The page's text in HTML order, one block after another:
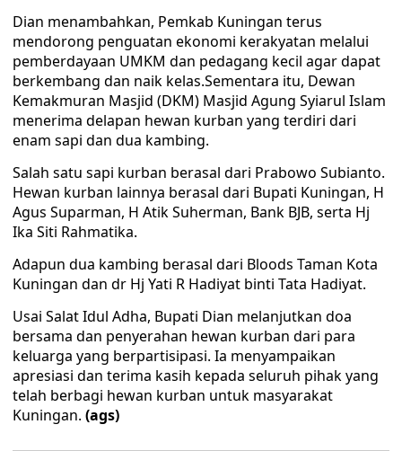
Dian menambahkan, Pemkab Kuningan terus
mendorong penguatan ekonomi kerakyatan melalui
pemberdayaan UMKM dan pedagang kecil agar dapat
berkembang dan naik kelas.Sementara itu, Dewan
Kemakmuran Masjid (DKM) Masjid Agung Syiarul Islam
menerima delapan hewan kurban yang terdiri dari
enam sapi dan dua kambing.
Salah satu sapi kurban berasal dari Prabowo Subianto.
Hewan kurban lainnya berasal dari Bupati Kuningan, H
Agus Suparman, H Atik Suherman, Bank BJB, serta Hj
Ika Siti Rahmatika.
Adapun dua kambing berasal dari Bloods Taman Kota
Kuningan dan dr Hj Yati R Hadiyat binti Tata Hadiyat.
Usai Salat Idul Adha, Bupati Dian melanjutkan doa
bersama dan penyerahan hewan kurban dari para
keluarga yang berpartisipasi. Ia menyampaikan
apresiasi dan terima kasih kepada seluruh pihak yang
telah berbagi hewan kurban untuk masyarakat
Kuningan. (ags)